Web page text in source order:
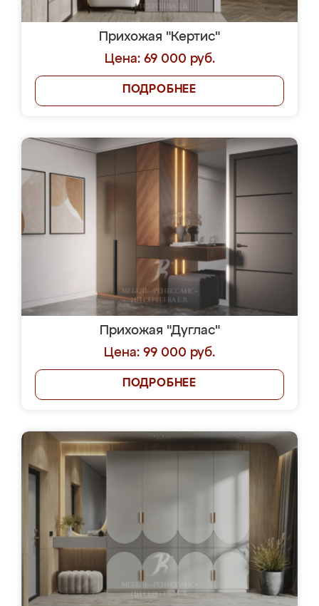
Прихожая "Кертис"
Цена: 69 000 руб.
ПОДРОБНЕЕ
Прихожая "Дуглас"
Цена: 99 000 руб.
ПОДРОБНЕЕ